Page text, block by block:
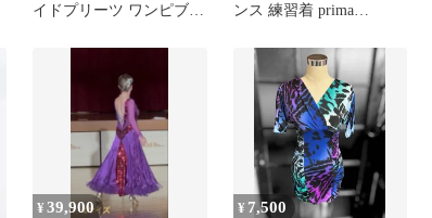
イドプリーツ ワンピブル
ンス 練習着 prima
¥39,900 ¥ 7,500